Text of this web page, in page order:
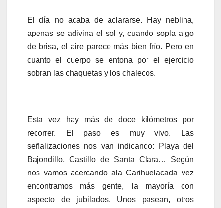
El día no acaba de aclararse. Hay neblina,
apenas se adivina el sol y, cuando sopla algo
de brisa, el aire parece más bien frío. Pero en
cuanto el cuerpo se entona por el ejercicio
sobran las chaquetas y los chalecos.
Esta vez hay más de doce kilómetros por
recorrer. El paso es muy vivo. Las
señalizaciones nos van indicando: Playa del
Bajondillo, Castillo de Santa Clara… Según
nos vamos acercando ala Carihuelacada vez
encontramos más gente, la mayoría con
aspecto de jubilados. Unos pasean, otros